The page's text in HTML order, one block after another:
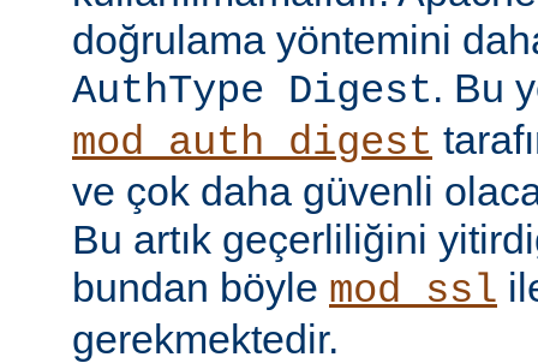
doğrulama yöntemini
AuthType Digest. Bu
mod_auth_digest
ve çok daha güvenli
Bu artık geçerliliğini
bundan böyle mod_ssl
gerekmektedir.